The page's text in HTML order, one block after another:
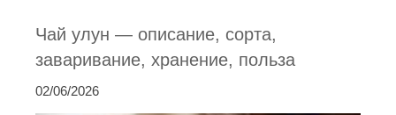
Чай улун — описание, сорта,
заваривание, хранение, польза
02/06/2026